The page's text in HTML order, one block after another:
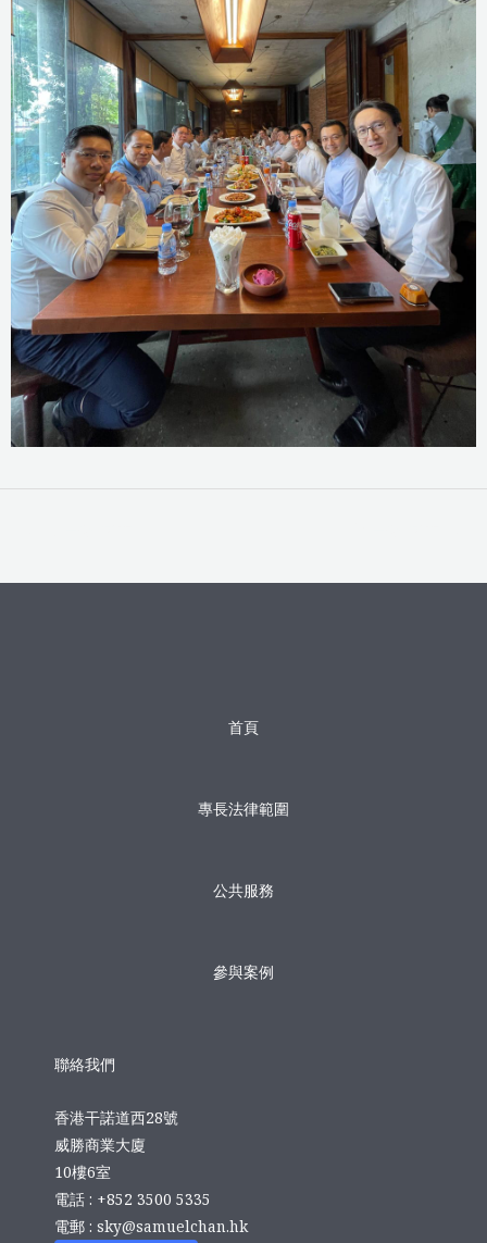
首頁
專長法律範圍
公共服務
參與案例
聯絡我們
香港干諾道西28號
威勝商業大廈
10樓6室
電話 : +852 3500 5335
電郵 : sky@samuelchan.hk